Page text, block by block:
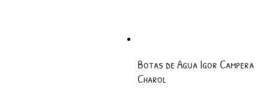
Botas de Agua Igor Campera
Charol